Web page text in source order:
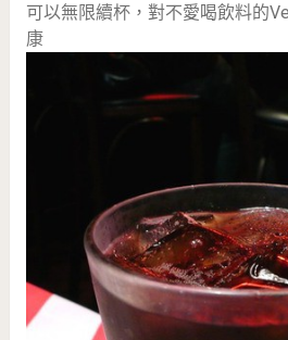
可以無限續杯，對不愛喝飲料的
康